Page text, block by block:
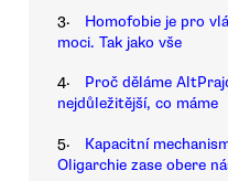
3.
Homofobie je pro
moci. Tak jako vše
4.
Proč děláme
nejdůležitější, co máme
5.
Kapacitní
Oligarchie zase obere